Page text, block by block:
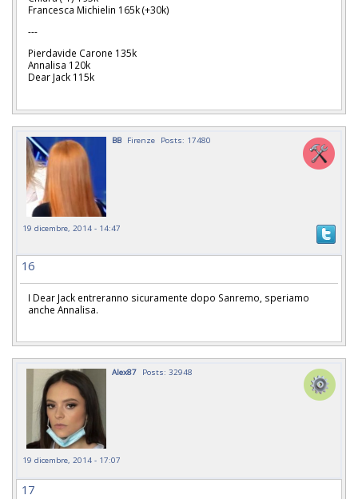
Francesca Michielin 165k (+30k)
---
Pierdavide Carone 135k
Annalisa 120k
Dear Jack 115k
BB Firenze Posts: 17480
19 dicembre, 2014 - 14:47
16
I Dear Jack entreranno sicuramente dopo Sanremo, speriamo
anche Annalisa.
Alex87 Posts: 32948
19 dicembre, 2014 - 17:07
17